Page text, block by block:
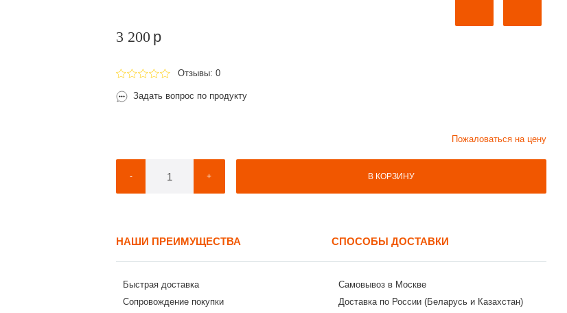
3 200 p
Отзывы: 0
Задать вопрос по продукту
Пожаловаться на цену
- + В КОРЗИНУ
НАШИ ПРЕИМУЩЕСТВА
Быстрая доставка
Сопровождение покупки
СПОСОБЫ ДОСТАВКИ
Самовывоз в Москве
Доставка по России (Беларусь и Казахстан)